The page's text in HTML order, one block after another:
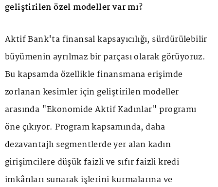
geliştirilen özel modeller var mı?
Aktif Bank'ta finansal kapsayıcılığı, sürdürülebilir
büyümenin ayrılmaz bir parçası olarak görüyoruz.
Bu kapsamda özellikle finansmana erişimde
zorlanan kesimler için geliştirilen modeller
arasında "Ekonomide Aktif Kadınlar" programı
öne çıkıyor. Program kapsamında, daha
dezavantajlı segmentlerde yer alan kadın
girişimcilere düşük faizli ve sıfır faizli kredi
imkânları sunarak işlerini kurmalarına ve